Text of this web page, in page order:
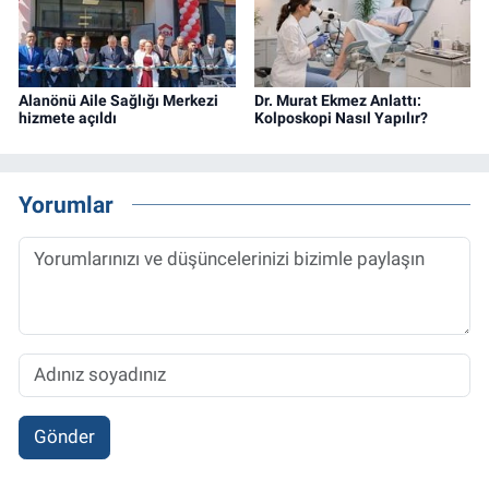
Alanönü Aile Sağlığı Merkezi
hizmete açıldı
Dr. Murat Ekmez Anlattı:
Kolposkopi Nasıl Yapılır?
Yorumlar
Gönder